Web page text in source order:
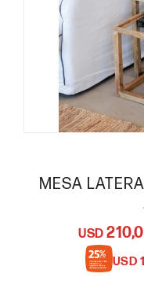
MESA
USD
USD